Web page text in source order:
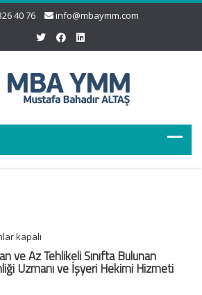
40 76 info@mbaymm.com
kapalı
ve Az Tehlikeli Sınıfta Bulunan
Uzmanı ve İşyeri Hekimi Hizmeti